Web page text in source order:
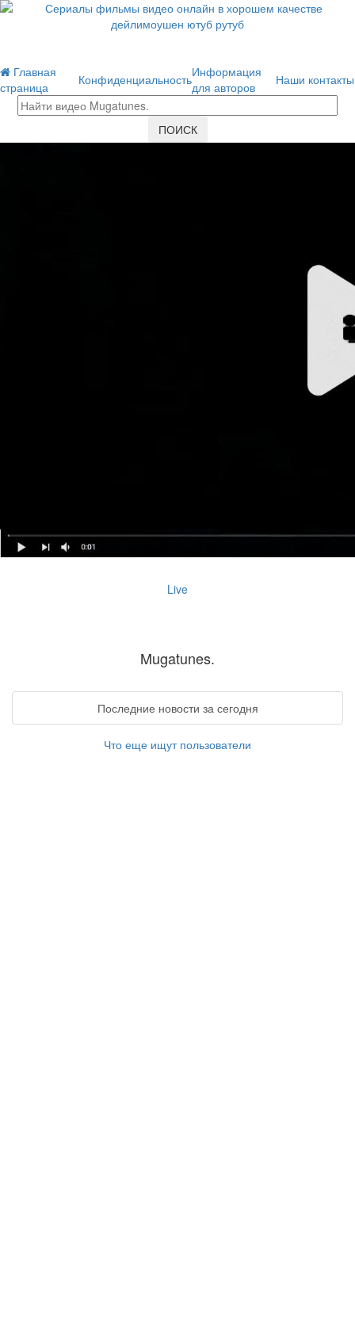
Главная
страница
КонфиденциальностьИнформация
для авторов
Наши контакты
Live
Mugatunes.
Последние новости за сегодня
Что еще ищут пользователи